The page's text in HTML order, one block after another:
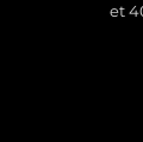
et